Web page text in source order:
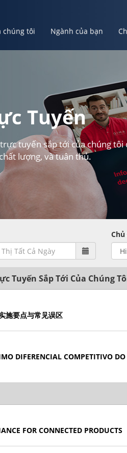
chúng tôi Ngành của bạn
Tuyến
tuyến sắp tới của chúng tôi
lượng, và tuân thủ.
Tuyến Sắp Tới Của Chúng
施要点与常见误区
DIFERENCIAL COMPETITIVO DO
FOR CONNECTED PRODUCTS